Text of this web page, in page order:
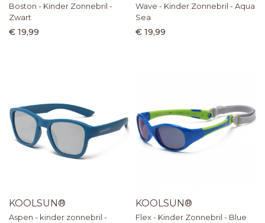
Boston - Kinder Zonnebril -
Zwart
€ 19,99
Wave - Kinder Zonnebril - Aqua
Sea
€ 19,99
KOOLSUN®
Aspen - kinder zonnebril -
KOOLSUN®
Flex - Kinder Zonnebril - Blue